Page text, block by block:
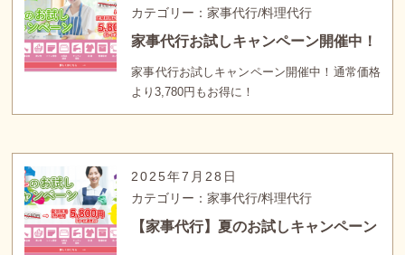
カテゴリー：家事代行/料理代行
家事代行お試しキャンペーン開催中！
家事代行お試しキャンペーン開催中！通常価格
より3,780円もお得に！
2025年7月28日
カテゴリー：家事代行/料理代行
【家事代行】夏のお試しキャンペーン